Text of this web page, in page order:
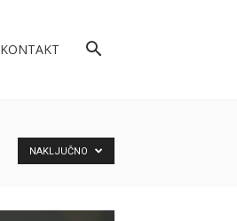
KONTAKT
NAKLJUČNO